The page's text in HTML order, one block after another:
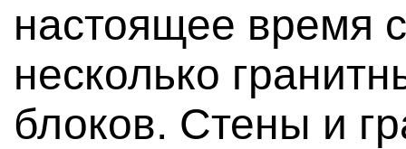
настоящее время
несколько
блоков. Стены и